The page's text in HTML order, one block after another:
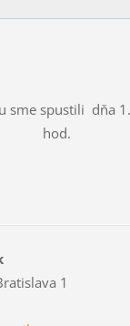
sme spustili dňa
hod.
1